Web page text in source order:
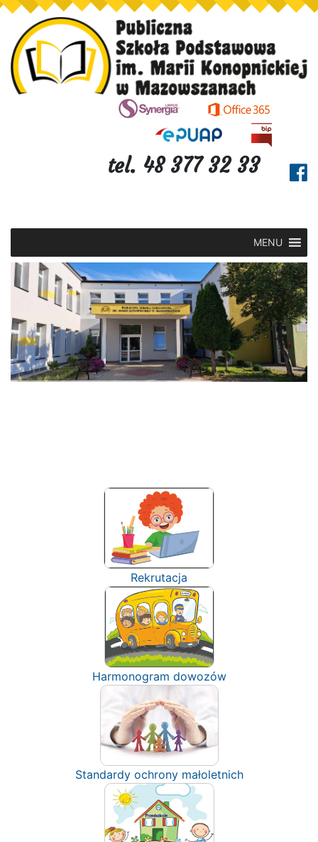
tel. 48 377 32 33
MENU
Rekrutacja
Harmonogram dowozów
Standardy ochrony małoletnich